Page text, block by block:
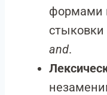
формами
and.